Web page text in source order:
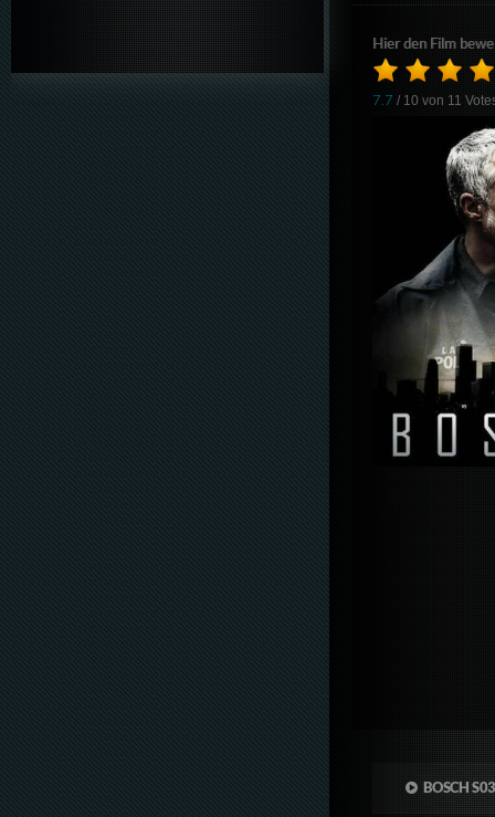
Hier den Film
7.7 / 10 von 11
BOSCH